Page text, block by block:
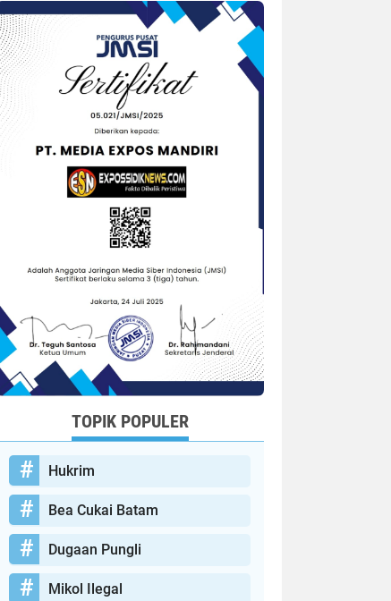
TOPIK POPULER
Hukrim
Bea Cukai Batam
Dugaan Pungli
Mikol Ilegal